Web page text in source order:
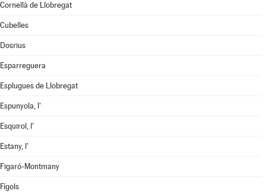
Cornellà de Llobregat
Cubelles
Dosrius
Esparreguera
Esplugues de Llobregat
Espunyola, l'
Esquirol, l'
Estany, l'
Figaró-Montmany
Fígols